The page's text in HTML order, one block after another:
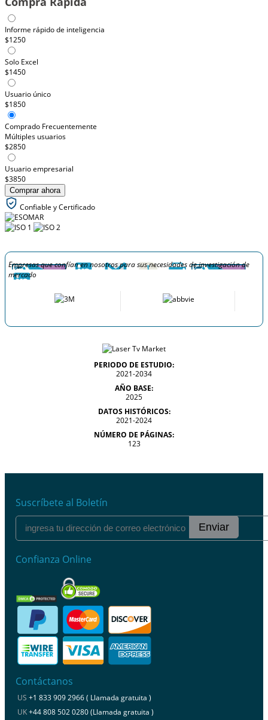
Informe rápido de inteligencia
$1250
Solo Excel
$1450
Usuario único
$1850
Comprado Frecuentemente
Múltiples usuarios
$2850
Usuario empresarial
$3850
Comprar ahora
Confiable y Certificado
Empresas que confían en nosotros para sus necesidades de investigación de
mercado
PERIODO DE ESTUDIO:
2021-2034
AÑO BASE:
2025
DATOS HISTÓRICOS:
2021-2024
NÚMERO DE PÁGINAS:
123
Suscríbete al Boletín
Enviar
Confianza Online
Contáctanos
US +1 833 909 2966 ( Llamada gratuita )
UK+44 808 502 0280 (Llamada gratuita )